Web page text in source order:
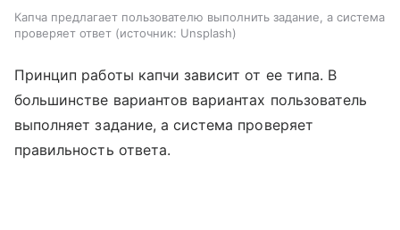
Капча предлагает пользователю выполнить задание, а система
проверяет ответ
источник: Unsplash
Принцип работы капчи зависит от ее типа. В
большинстве вариантов вариантах пользователь
выполняет задание, а система проверяет
правильность ответа.